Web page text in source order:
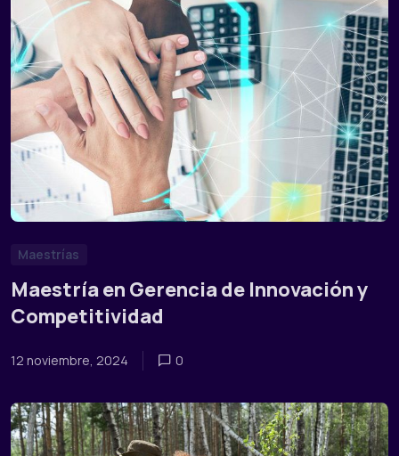
Maestrías
Maestría en Gerencia de Innovación y
Competitividad
12 noviembre, 2024 0